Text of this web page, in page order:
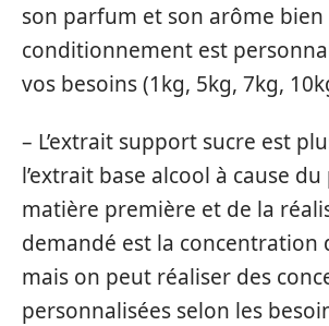
son parfum et son arôme bien
conditionnement est
vos besoins (1kg, 5kg, 7kg,
– L’extrait support sucre est
l’extrait base alcool à cause
matière première et de la
demandé est la concentration
mais on peut réaliser des
personnalisées selon les